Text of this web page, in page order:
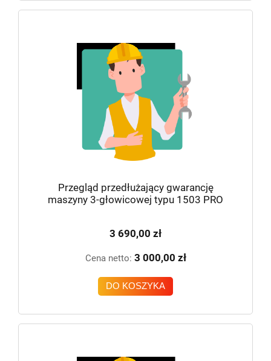
Przegląd przedłużający gwarancję
maszyny 3-głowicowej typu 1503 PRO
3 690,00 zł
Cena netto: 3 000,00 zł
DO KOSZYKA